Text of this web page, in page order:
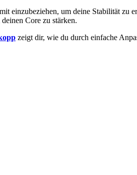
einzubeziehen, um deine Stabilität zu
Core zu stärken.
zeigt dir, wie du durch einfache